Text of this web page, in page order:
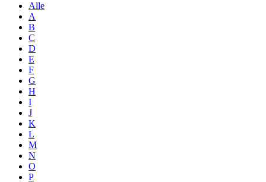
Alle
A
B
C
D
E
F
G
H
I
J
K
L
M
N
O
P